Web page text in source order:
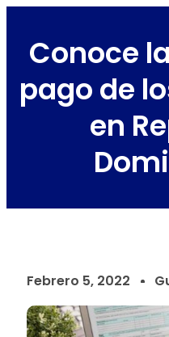
Conoce
pago de
en
Febrero 5, 2022